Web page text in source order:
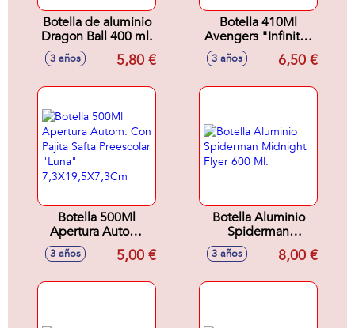
Botella de aluminio
Dragon Ball 400 ml.
3 años 5,80 €
Botella 410Ml
Avengers "Infinity"
7,4X17,8X6,4Cm
3 años 6,50 €
Botella 500Ml
Apertura Autom.
Con Pajita Safta
Preescolar "Luna"
3 años 5,00 €
Botella Aluminio
Spiderman
Midnight Flyer 600
3 años 8,00 €